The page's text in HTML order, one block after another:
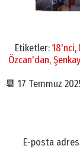
Etiketler: 18'nci,
Özcan'dan,
📆 17 Temmuz
E-posta